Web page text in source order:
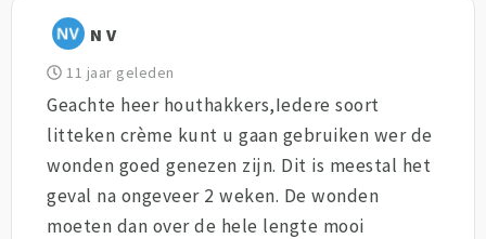
N V
11 jaar geleden
Geachte heer houthakkers,Iedere soort
litteken crème kunt u gaan gebruiken wer de
wonden goed genezen zijn. Dit is meestal het
geval na ongeveer 2 weken. De wonden
moeten dan over de hele lengte mooi